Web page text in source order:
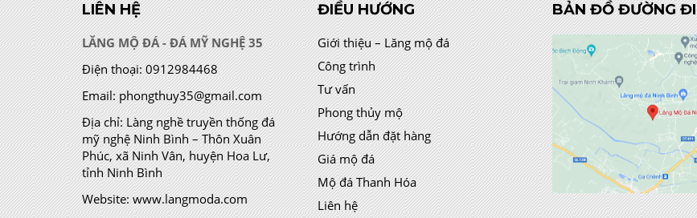
LIÊN HỆ
LĂNG MỘ ĐÁ - ĐÁ MỸ NGHỆ 35
Điện thoại: 0912984468
Email: phongthuy35@gmail.com
Địa chỉ:Làng nghề truyền thống đá
mỹ nghệ Ninh Bình – Thôn Xuân
Phúc, xã Ninh Vân, huyện Hoa Lư,
tỉnh Ninh Bình
Website: www.langmoda.com
ĐIỀU HƯỚNG
Giới thiệu – Lăng mộ đá
Công trình
Tư vấn
Phong thủy mộ
Hướng dẫn đặt hàng
Giá mộ đá
Mộ đá Thanh Hóa
Liên hệ
BẢN ĐỒ ĐƯỜNG ĐI